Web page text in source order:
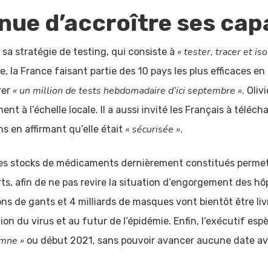
d’accroître ses
stratégie de testing, qui consiste à « tester, tracer et
la France faisant partie des 10 pays les plus efficaces
« un million de tests hebdomadaire d’ici septembre ».
à l’échelle locale. Il a aussi invité les Français à
en affirmant qu’elle était « sécurisée ».
stocks de médicaments dernièrement constitués
afin de ne pas revire la situation d’engorgement des
de gants et 4 milliards de masques vont bientôt être
du virus et au futur de l’épidémie. Enfin, l’exécutif
» ou début 2021, sans pouvoir avancer aucune date